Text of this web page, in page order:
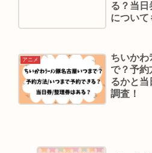
る？当日
について
アニメ
ちいかわ
で？予約
るかと当
調査！